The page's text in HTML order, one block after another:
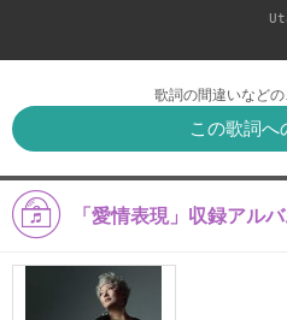
歌詞の間違いなど
この歌詞へ
「愛情表現」収録アル